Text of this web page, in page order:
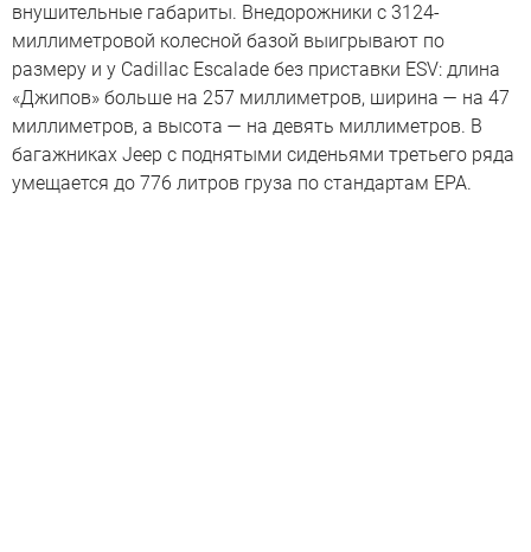
внушительные габариты. Внедорожники с 3124-
миллиметровой колесной базой выигрывают по
размеру и у Cadillac Escalade без приставки ESV: длина
«Джипов» больше на 257 миллиметров, ширина — на 47
миллиметров, а высота — на девять миллиметров. В
багажниках Jeep с поднятыми сиденьями третьего ряда
умещается до 776 литров груза по стандартам EPA.